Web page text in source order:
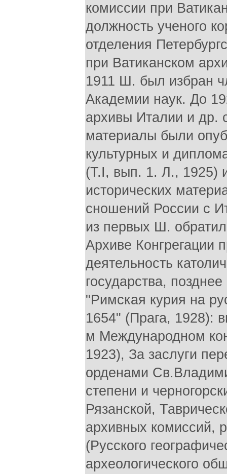
комиссии при
должность ученого
отделения
при Ватиканском
1911 Ш. был избран
Академии наук. До
архивы Италии и др.
материалы были
культурных и
(T.I, вып. 1. Л., 1925)
исторических
сношений России с
из первых Ш.
Архиве Конгрегации
деятельность
государства,
"Римская курия на
1654" (Прага, 1928):
м Международном
1923), За заслуги
орденами
степени и
Рязанской,
архивных комиссий,
(Русского
археологического